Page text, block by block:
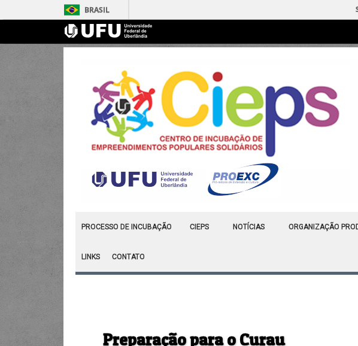
BRASIL
PROCESSO DE INCUBAÇÃO CIEPS NOTÍCIAS ORGANIZAÇÃO
LINKS CONTATO
Preparação para o Curau